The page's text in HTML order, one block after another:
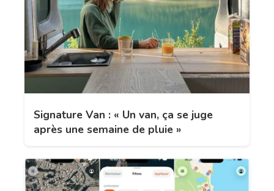
Signature Van : « Un van, ça se juge
après une semaine de pluie »